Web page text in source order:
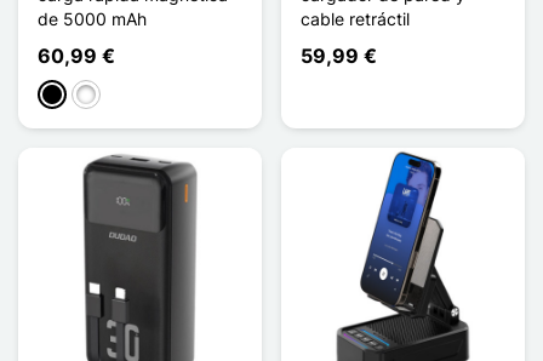
de 5000 mAh
60,99 €
NegroBlanco
cable retráctil
59,99 €